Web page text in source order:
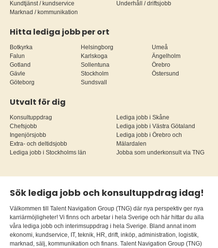
Kundtjänst / kundservice
Marknad / kommunikation
Underhåll / driftsjobb
Hitta lediga jobb per ort
Botkyrka
Falun
Gotland
Gävle
Göteborg
Helsingborg
Karlskoga
Sollentuna
Stockholm
Sundsvall
Umeå
Ängelholm
Örebro
Östersund
Utvalt för dig
Konsultuppdrag
Chefsjobb
Ingenjörsjobb
Extra- och deltidsjobb
Lediga jobb i Stockholms län
Lediga jobb i Skåne
Lediga jobb i Västra Götaland
Lediga jobb i Örebro och
Mälardalen
Jobba som underkonsult via TNG
Sök lediga jobb och konsultuppdrag idag!
Välkommen till Talent Navigation Group (TNG) där nya perspektiv ger nya
karriärmöjligheter! Vi finns och arbetar i hela Sverige och här hittar du alla
våra lediga jobb och interimsuppdrag i hela Sverige. Bland annat inom
ekonomi, kundservice, IT, teknik, HR, drift, inköp, administration, logistik,
marknad, sälj, kommunikation och finans. Talent Navigation Group (TNG)